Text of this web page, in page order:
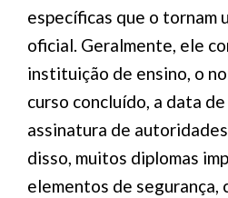
específicas que o tornam
oficial. Geralmente, ele
instituição de ensino, o
curso concluído, a data
assinatura de
disso, muitos diplomas
elementos de segurança,